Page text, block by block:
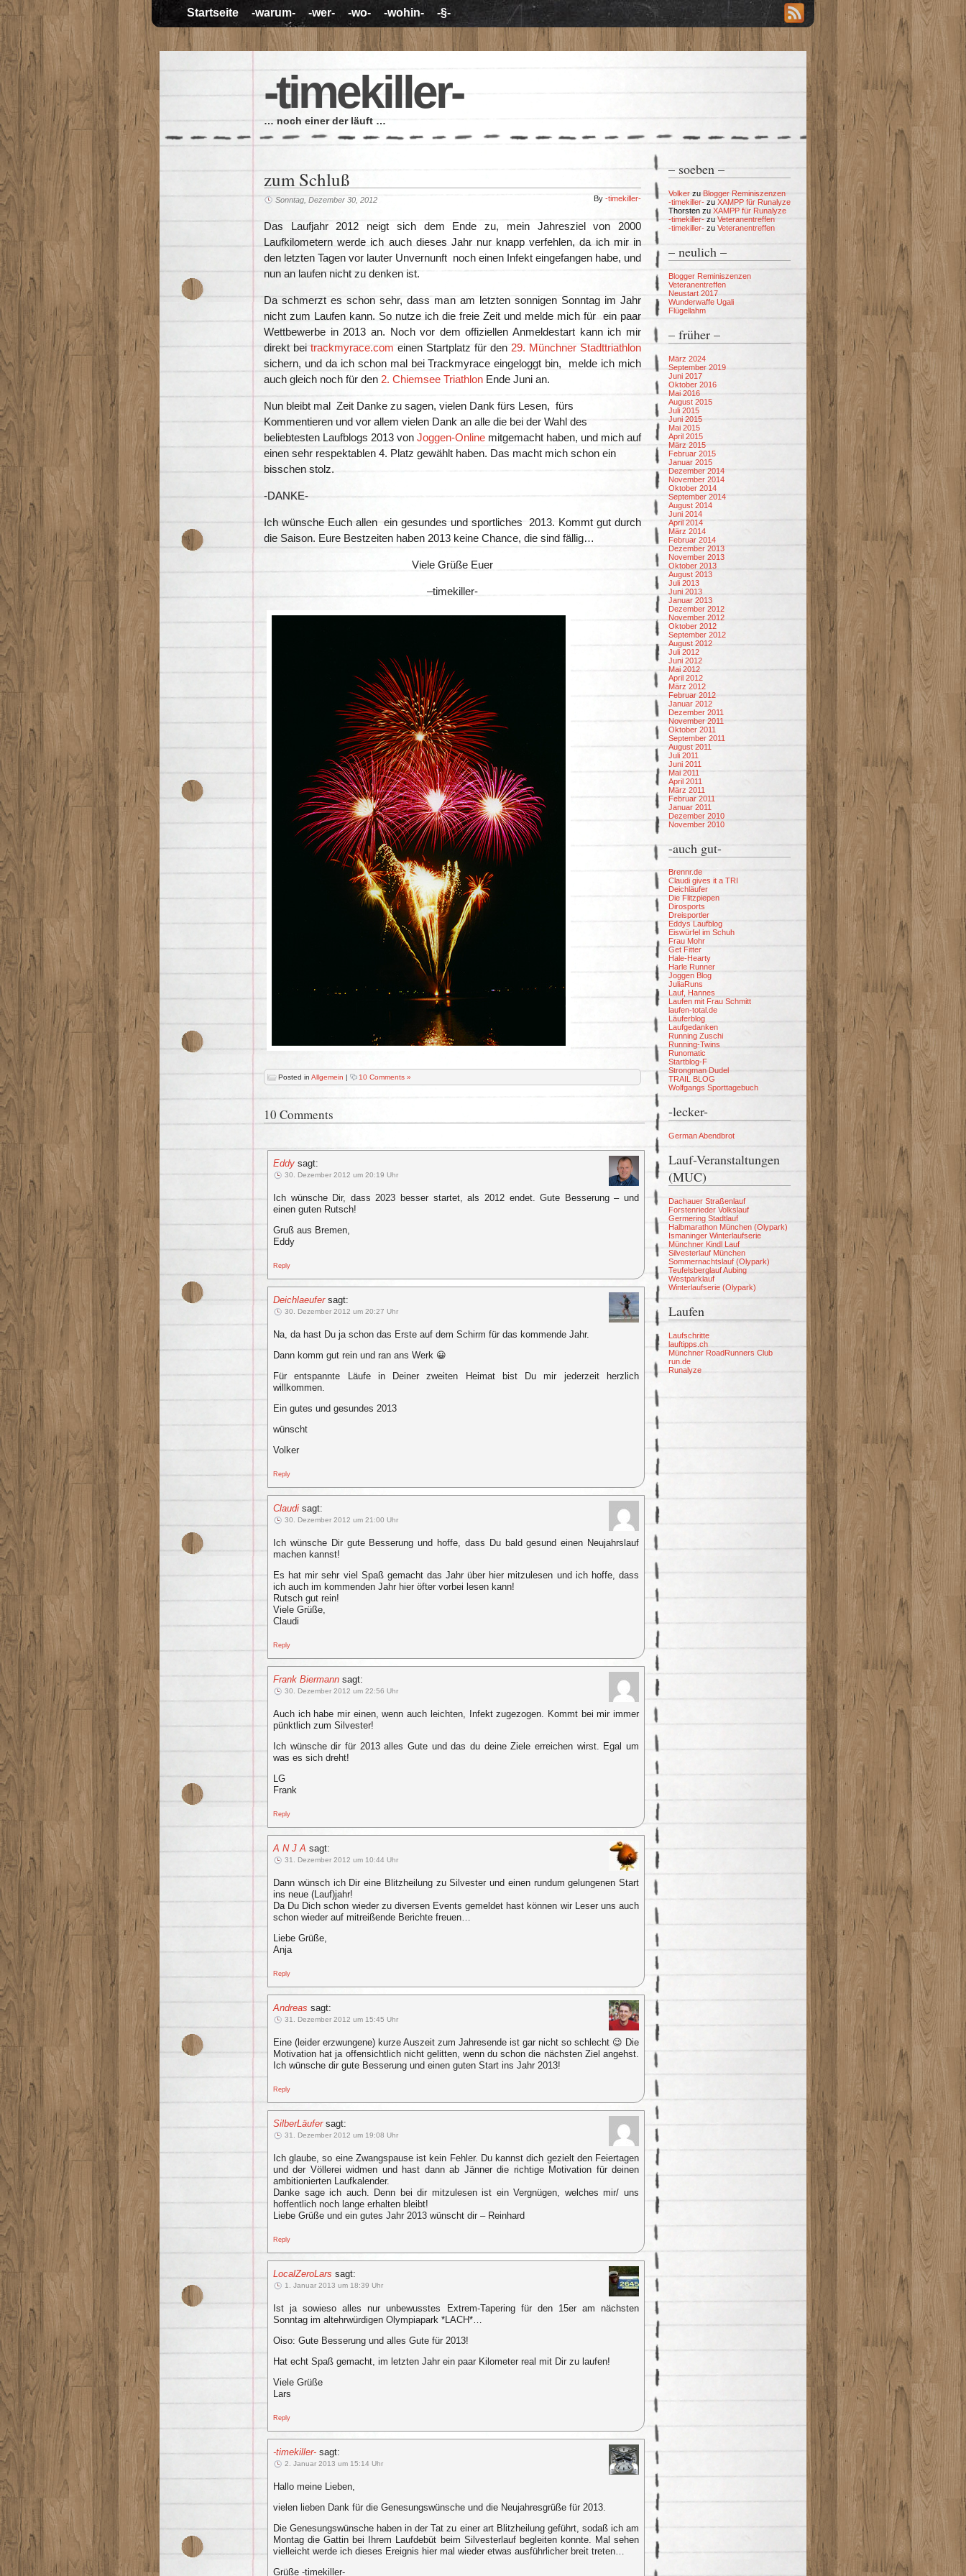
Startseite -warum- -wer- -wo- -wohin- -§-
-timekiller-
… noch einer der läuft …
zum Schluß
By -timekiller-
Sonntag, Dezember 30, 2012
Das Laufjahr 2012 neigt sich dem Ende zu, mein Jahresziel von 2000
Laufkilometern werde ich auch dieses Jahr nur knapp verfehlen, da ich mir in
den letzten Tagen vor lauter Unvernunft noch einen Infekt eingefangen habe, und
nun an laufen nicht zu denken ist.
Da schmerzt es schon sehr, dass man am letzten sonnigen Sonntag im Jahr
nicht zum Laufen kann. So nutze ich die freie Zeit und melde mich für ein paar
Wettbewerbe in 2013 an. Noch vor dem offiziellen Anmeldestart kann ich mir
direkt beitrackmyrace.com einen Startplatz für den 29. Münchner Stadttriathlon
sichern, und da ich schon mal bei Trackmyrace eingeloggt bin, melde ich mich
auch gleich noch für den 2. Chiemsee Triathlon Ende Juni an.
Nun bleibt mal Zeit Danke zu sagen, vielen Dank fürs Lesen, fürs
Kommentieren und vor allem vielen Dank an alle die bei der Wahl des
beliebtesten Laufblogs 2013 von Joggen-Online mitgemacht haben, und mich auf
einen sehr respektablen 4. Platz gewählt haben. Das macht mich schon ein
bisschen stolz.
-DANKE-
Ich wünsche Euch allen ein gesundes und sportliches 2013. Kommt gut durch
die Saison. Eure Bestzeiten haben 2013 keine Chance, die sind fällig…
Viele Grüße Euer
–timekiller-
Posted in Allgemein | 10 Comments »
10 Comments
Eddy sagt:
30. Dezember 2012 um 20:19 Uhr
Ich wünsche Dir, dass 2023 besser startet, als 2012 endet. Gute Besserung – und
einen guten Rutsch!
Gruß aus Bremen,
Eddy
Reply
Deichlaeufer sagt:
30. Dezember 2012 um 20:27 Uhr
Na, da hast Du ja schon das Erste auf dem Schirm für das kommende Jahr.
Dann komm gut rein und ran ans Werk 😀
Für entspannte Läufe in Deiner zweiten Heimat bist Du mir jederzeit herzlich
willkommen.
Ein gutes und gesundes 2013
wünscht
Volker
Reply
Claudi sagt:
30. Dezember 2012 um 21:00 Uhr
Ich wünsche Dir gute Besserung und hoffe, dass Du bald gesund einen Neujahrslauf
machen kannst!
Es hat mir sehr viel Spaß gemacht das Jahr über hier mitzulesen und ich hoffe, dass
ich auch im kommenden Jahr hier öfter vorbei lesen kann!
Rutsch gut rein!
Viele Grüße,
Claudi
Reply
Frank Biermann sagt:
30. Dezember 2012 um 22:56 Uhr
Auch ich habe mir einen, wenn auch leichten, Infekt zugezogen. Kommt bei mir immer
pünktlich zum Silvester!
Ich wünsche dir für 2013 alles Gute und das du deine Ziele erreichen wirst. Egal um
was es sich dreht!
LG
Frank
Reply
A N J A sagt:
31. Dezember 2012 um 10:44 Uhr
Dann wünsch ich Dir eine Blitzheilung zu Silvester und einen rundum gelungenen Start
ins neue (Lauf)jahr!
Da Du Dich schon wieder zu diversen Events gemeldet hast können wir Leser uns auch
schon wieder auf mitreißende Berichte freuen…
Liebe Grüße,
Anja
Reply
Andreas sagt:
31. Dezember 2012 um 15:45 Uhr
Eine (leider erzwungene) kurze Auszeit zum Jahresende ist gar nicht so schlecht 😉 Die
Motivation hat ja offensichtlich nicht gelitten, wenn du schon die nächsten Ziel angehst.
Ich wünsche dir gute Besserung und einen guten Start ins Jahr 2013!
Reply
SilberLäufer sagt:
31. Dezember 2012 um 19:08 Uhr
Ich glaube, so eine Zwangspause ist kein Fehler. Du kannst dich gezielt den Feiertagen
und der Völlerei widmen und hast dann ab Jänner die richtige Motivation für deinen
ambitionierten Laufkalender.
Danke sage ich auch. Denn bei dir mitzulesen ist ein Vergnügen, welches mir/ uns
hoffentlich noch lange erhalten bleibt!
Liebe Grüße und ein gutes Jahr 2013 wünscht dir – Reinhard
Reply
LocalZeroLars sagt:
1. Januar 2013 um 18:39 Uhr
Ist ja sowieso alles nur unbewusstes Extrem-Tapering für den 15er am nächsten
Sonntag im altehrwürdigen Olympiapark *LACH*…
Oiso: Gute Besserung und alles Gute für 2013!
Hat echt Spaß gemacht, im letzten Jahr ein paar Kilometer real mit Dir zu laufen!
Viele Grüße
Lars
Reply
-timekiller- sagt:
2. Januar 2013 um 15:14 Uhr
Hallo meine Lieben,
vielen lieben Dank für die Genesungswünsche und die Neujahresgrüße für 2013.
Die Genesungswünsche haben in der Tat zu einer art Blitzheilung geführt, sodaß ich am
Montag die Gattin bei Ihrem Laufdebüt beim Silvesterlauf begleiten konnte. Mal sehen
vielleicht werde ich dieses Ereignis hier mal wieder etwas ausführlicher breit treten…
Grüße -timekiller-
– soeben –
Volker zu Blogger Reminiszenzen
-timekiller- zu XAMPP für Runalyze
Thorsten zu XAMPP für Runalyze
-timekiller- zu Veteranentreffen
-timekiller- zu Veteranentreffen
– neulich –
Blogger Reminiszenzen
Veteranentreffen
Neustart 2017
Wunderwaffe Ugali
Flügellahm
– früher –
März 2024
September 2019
Juni 2017
Oktober 2016
Mai 2016
August 2015
Juli 2015
Juni 2015
Mai 2015
April 2015
März 2015
Februar 2015
Januar 2015
Dezember 2014
November 2014
Oktober 2014
September 2014
August 2014
Juni 2014
April 2014
März 2014
Februar 2014
Dezember 2013
November 2013
Oktober 2013
August 2013
Juli 2013
Juni 2013
Januar 2013
Dezember 2012
November 2012
Oktober 2012
September 2012
August 2012
Juli 2012
Juni 2012
Mai 2012
April 2012
März 2012
Februar 2012
Januar 2012
Dezember 2011
November 2011
Oktober 2011
September 2011
August 2011
Juli 2011
Juni 2011
Mai 2011
April 2011
März 2011
Februar 2011
Januar 2011
Dezember 2010
November 2010
-auch gut-
Brennr.de
Claudi gives it a TRI
Deichläufer
Die Flitzpiepen
Dirosports
Dreisportler
Eddys Laufblog
Eiswürfel im Schuh
Frau Mohr
Get Fitter
Hale-Hearty
Harle Runner
Joggen Blog
JuliaRuns
Lauf, Hannes
Laufen mit Frau Schmitt
laufen-total.de
Läuferblog
Laufgedanken
Running Zuschi
Running-Twins
Runomatic
Startblog-F
Strongman Dudel
TRAIL BLOG
Wolfgangs Sporttagebuch
-lecker-
German Abendbrot
Lauf-Veranstaltungen
(MUC)
Dachauer Straßenlauf
Forstenrieder Volkslauf
Germering Stadtlauf
Halbmarathon München (Olypark)
Ismaninger Winterlaufserie
Münchner Kindl Lauf
Silvesterlauf München
Sommernachtslauf (Olypark)
Teufelsberglauf Aubing
Westparklauf
Winterlaufserie (Olypark)
Laufen
Laufschritte
lauftipps.ch
Münchner RoadRunners Club
run.de
Runalyze